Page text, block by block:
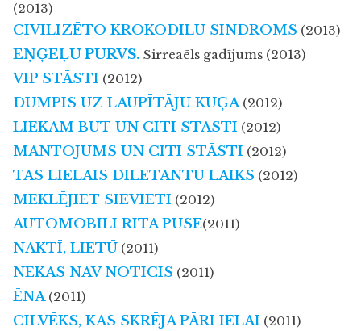
(2013)
CIVILIZĒTO KROKODILU SINDROMS (2013)
EŅĢEĻU PURVS. Sirreaēls gadījums (2013)
VIP STĀSTI (2012)
DUMPIS UZ LAUPĪTĀJU KUĢA(2012)
LIEKAM BŪT UN CITI STĀSTI (2012)
MANTOJUMS UN CITI STĀSTI (2012)
TAS LIELAIS DILETANTU LAIKS (2012)
MEKLĒJIET SIEVIETI (2012)
AUTOMOBILĪ RĪTA PUSĒ(2011)
NAKTĪ, LIETŪ (2011)
NEKAS NAV NOTICIS (2011)
ĒNA (2011)
CILVĒKS, KAS SKRĒJA PĀRI IELAI (2011)